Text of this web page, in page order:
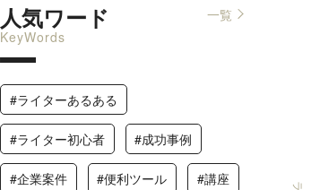
人気ワード
KeyWords
一覧
#ライターあるある
#ライター初心者 #成功事例
#企業案件 #便利ツール #講座